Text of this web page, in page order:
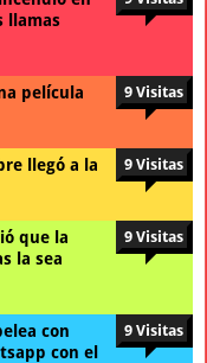
llamas
película
9 Visitas
llegó a la
9 Visitas
que la
la sea
9 Visitas
con
con el
9 Visitas